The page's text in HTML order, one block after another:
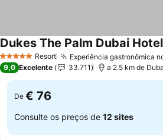
5 Estrelas Resort Experiência gastronômica
Dukes The Palm Dubai Hotel
9,0 Excelente 33.711 a 2.5 km de
De € 76
Consulte os preços de 12 sites